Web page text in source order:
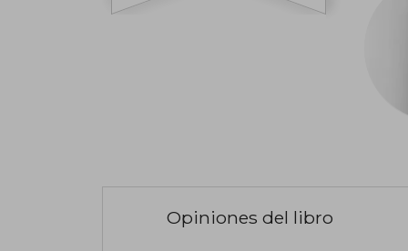
Opiniones del libro